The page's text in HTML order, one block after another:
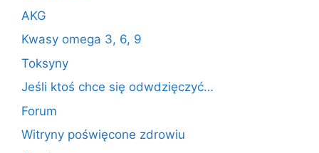
AKG
Kwasy omega 3, 6, 9
Toksyny
Jeśli ktoś chce się odwdzięczyć…
Forum
Witryny poświęcone zdrowiu